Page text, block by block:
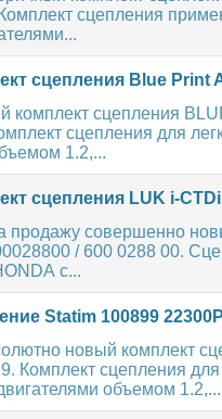
сцепления
сцепления Blue Print
комплект сцепления
сцепления для
1.2,...
сцепления LUK i-
продажу совершенно
/ 600 0288 00.
с...
Statim 100899
новый комплект
Комплект сцепления
объемом 1.2,...